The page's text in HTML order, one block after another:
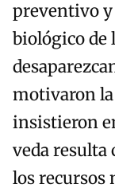
preventivo y
biológico de
motivaron la
insistieron
veda resulta
los recursos